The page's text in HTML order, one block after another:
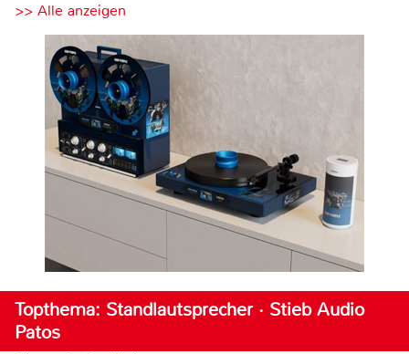
>> Alle anzeigen
Topthema: Standlautsprecher · Stieb Audio
Patos